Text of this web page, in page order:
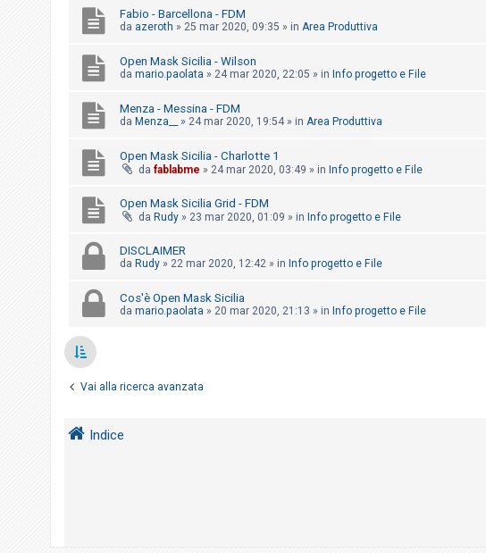
Fabio - Barcellona - FDM
da azeroth » 25 mar 2020, 09:35 » in Area Produttiva
Open Mask Sicilia - Wilson
da mario.paolata » 24 mar 2020, 22:05 » in Info progetto e File
Menza - Messina - FDM
da Menza__ » 24 mar 2020, 19:54» in Area Produttiva
Open Mask Sicilia - Charlotte 1
da fablabme » 24 mar 2020, 03:49 » in Info progetto e File
Open Mask Sicilia Grid - FDM
da Rudy » 23 mar 2020, 01:09 » in Info progetto e File
DISCLAIMER
da Rudy » 22 mar 2020, 12:42 » in Info progetto e File
Cos'è Open Mask Sicilia
da mario.paolata » 20 mar 2020, 21:13 » in Info progetto e File
Vai alla ricerca avanzata
Indice